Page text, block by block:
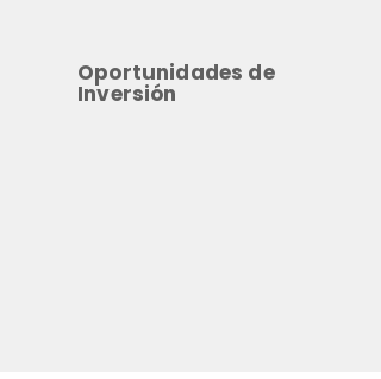
Oportunidades de
Inversión